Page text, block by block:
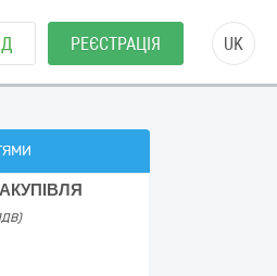
РЕЄСТРАЦІЯ UK